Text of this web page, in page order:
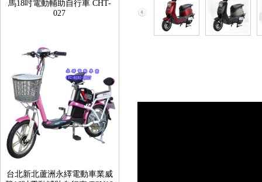
台北新北蘆洲永繹電動車業威
美樂蒂(Melody)